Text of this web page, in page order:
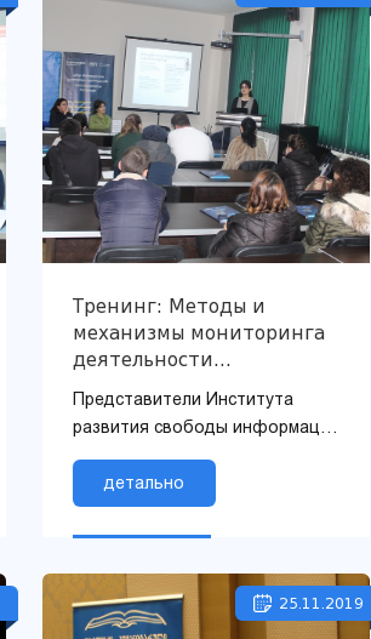
Тренинг: Методы и
механизмы мониторинга
деятельности
Правительства
Представители Института
развития свободы информации
организованный юридическим
факультетом Тбилисского
гуманитарного педа...
детально
25.11.2019